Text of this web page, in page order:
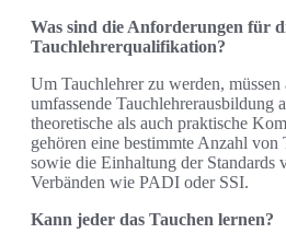
Was sind die Anforderungen für
Tauchlehrerqualifikation?
Um Tauchlehrer zu werden, müssen
umfassende Tauchlehrerausbildung
theoretische als auch praktische
gehören eine bestimmte Anzahl von
sowie die Einhaltung der Standards
Verbänden wie PADI oder SSI.
Kann jeder das Tauchen lernen?